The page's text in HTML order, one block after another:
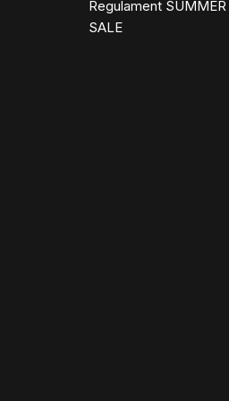
Regulament SUMMER
SALE